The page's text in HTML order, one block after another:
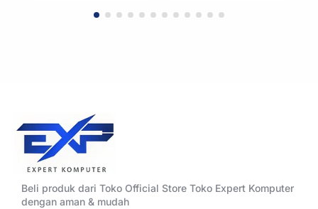
Beli produk dari Toko Official Store Toko Expert Komputer
dengan aman & mudah